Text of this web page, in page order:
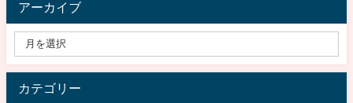
アーカイブ
カテゴリー